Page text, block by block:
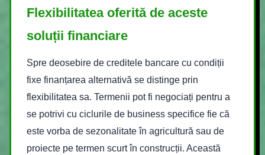
Flexibilitatea oferită de aceste
soluții financiare
Spre deosebire de creditele bancare cu condiții
fixe finanțarea alternativă se distinge prin
flexibilitatea sa. Termenii pot fi negociați pentru a
se potrivi cu ciclurile de business specifice fie că
este vorba de sezonalitate în agricultură sau de
proiecte pe termen scurt în construcții. Această